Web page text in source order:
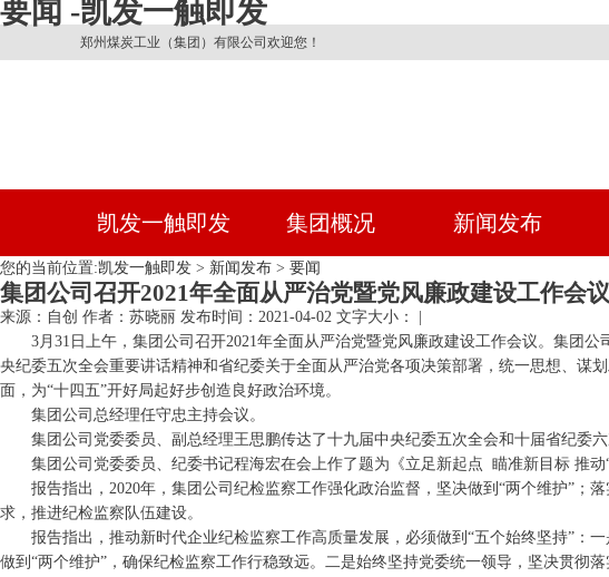
要闻 -凯发一触即发
郑州煤炭工业（集团）有限公司欢迎您！
凯发一触即发 集团概况 新闻发布
您的当前位置:凯发一触即发 > 新闻发布 > 要闻
集团公司召开2021年全面从严治党暨党风廉政建设工作会议
来源：自创 作者：苏晓丽 发布时间：2021-04-02 文字大小： |
3月31日上午，集团公司召开2021年全面从严治党暨党风廉政建设工作会议。集团
央纪委五次全会重要讲话精神和省纪委关于全面从严治党各项决策部署，统一思想、谋
面，为“十四五”开好局起好步创造良好政治环境。
集团公司总经理任守忠主持会议。
集团公司党委委员、副总经理王思鹏传达了十九届中央纪委五次全会和十届省纪委六
集团公司党委委员、纪委书记程海宏在会上作了题为《立足新起点 瞄准新目标 推动
报告指出，2020年，集团公司纪检监察工作强化政治监督，坚决做到“两个维护”；
求，推进纪检监察队伍建设。
报告指出，推动新时代企业纪检监察工作高质量发展，必须做到“五个始终坚持”：
做到“两个维护”，确保纪检监察工作行稳致远。二是始终坚持党委统一领导，坚决贯